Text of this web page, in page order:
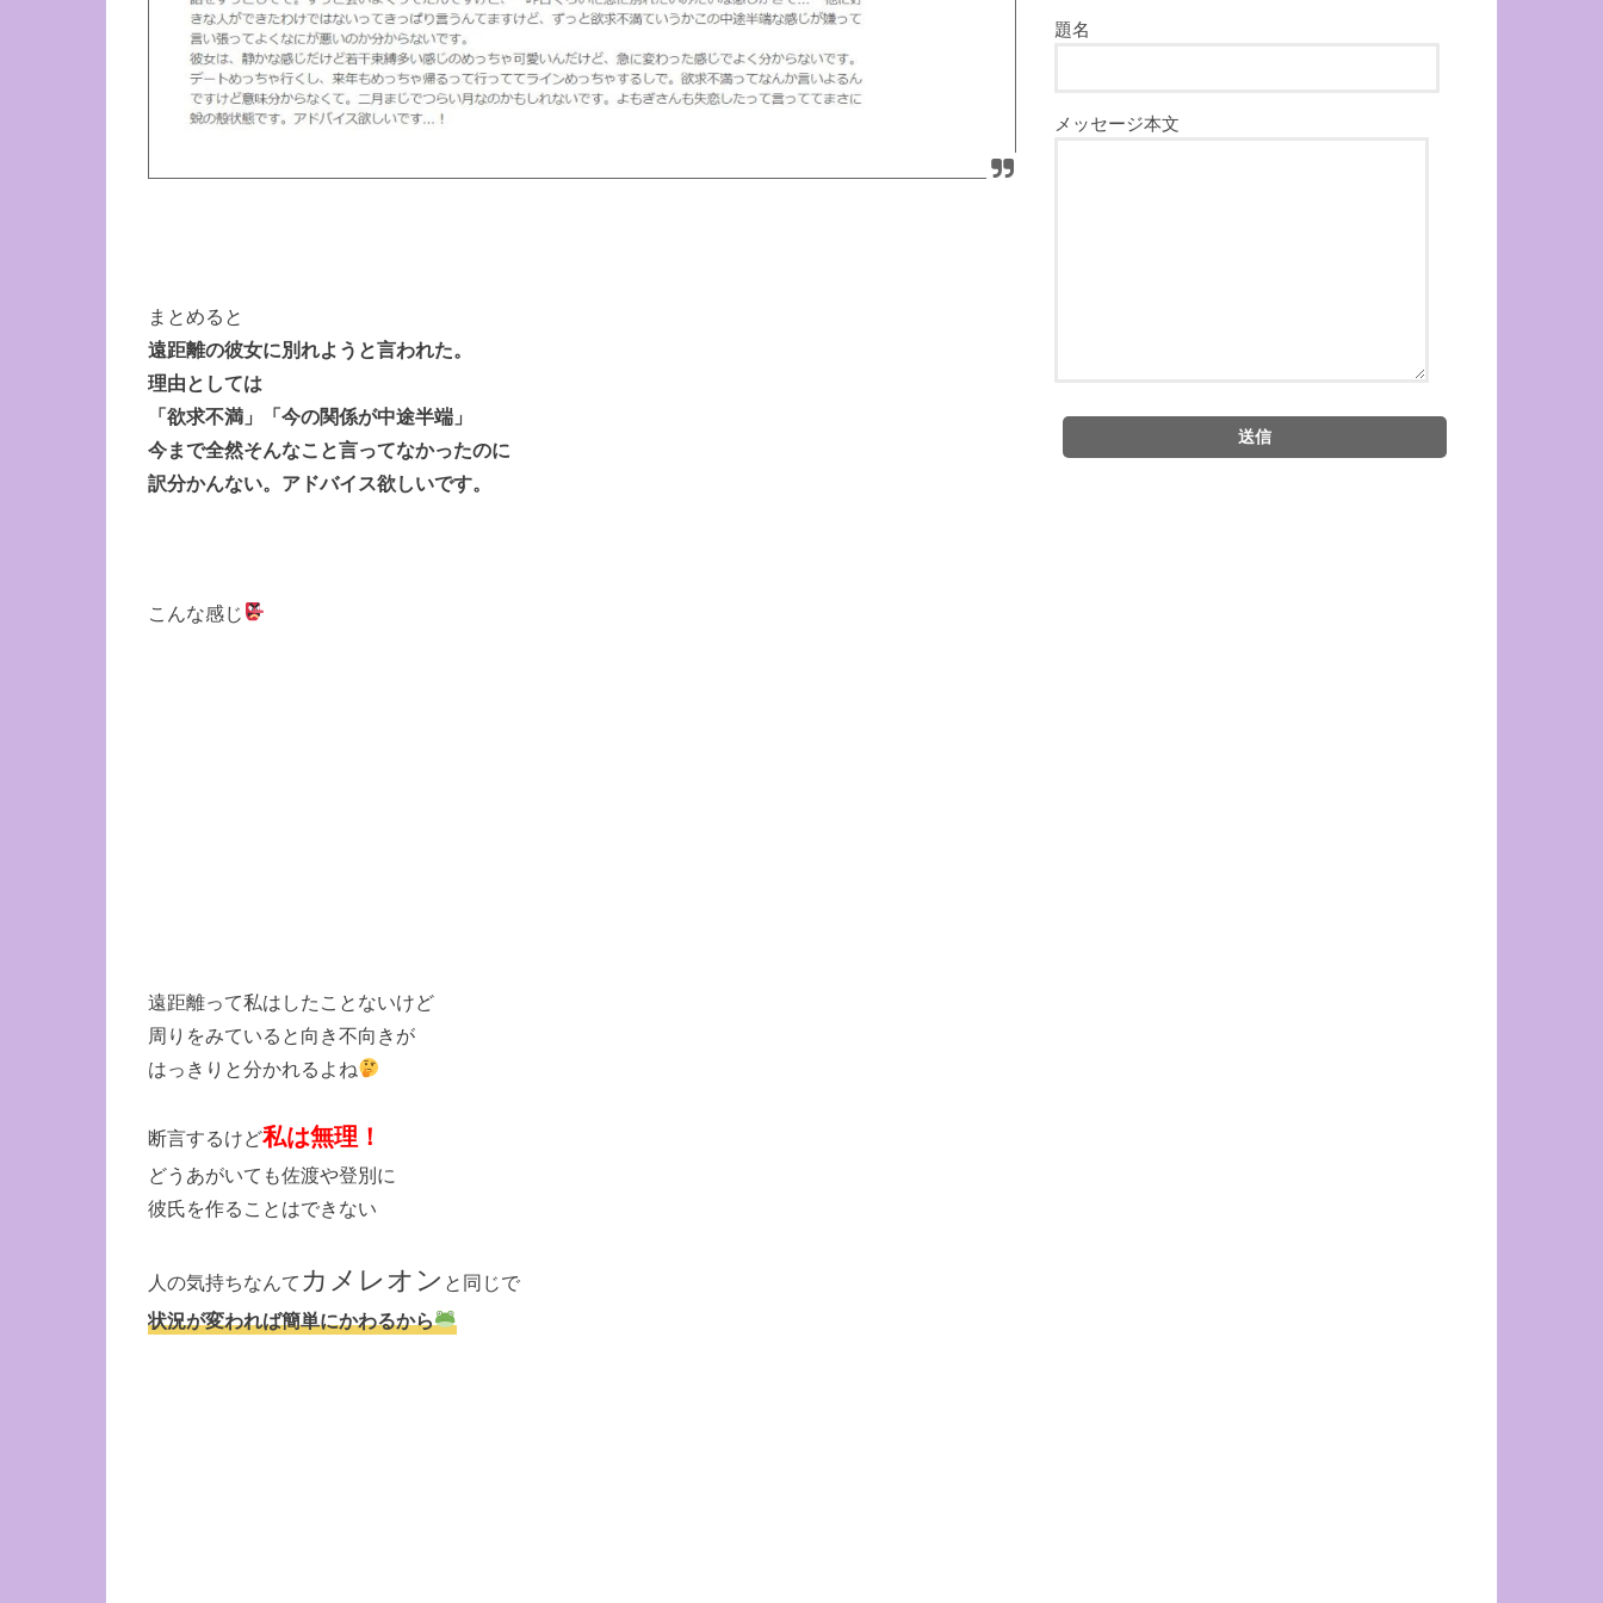
まとめると
遠距離の彼女に別れようと言われた。
理由としては
「欲求不満」「今の関係が中途半端」
今まで全然そんなこと言ってなかったのに
訳分かんない。アドバイス欲しいです。
こんな感じ
遠距離って私はしたことないけど
周りをみていると向き不向きが
はっきりと分かれるよね
断言するけど私は無理！
どうあがいても佐渡や登別に
彼氏を作ることはできない
人の気持ちなんて カメレオン と同じで
状況が変われば簡単にかわるから
題名
メッセージ本文